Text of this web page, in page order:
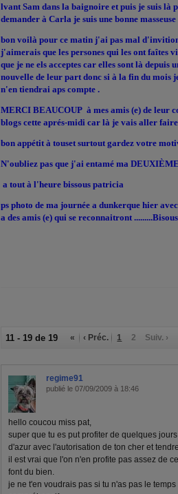
lvant Sam dans la baignoire et puis je suis là
demander à Carla je suis une bonne masseuse
bon voilà pour ce matin j'ai pas mal
j'aimerais que les persones qui les ont faîtes
que je ne els acceptes car elles sont là depuis
nouvelle de leur part donc si à la fin du mois
n'en tiendrai aps compte .
MERCI BEAUCOUP à mes amis (e) de leur
blogs cette aprés-midi car là je vais aller
bon appétit à touset surtout gardez votre
N'oubliez pas que j'ai entamé ma
a tout à l'heure bissous patricia
ps photo de ma journée a dunkerque hier
a des amis (e) qui se reconnaitront
11 - 19 de 19 « ‹ Préc. 1 2 Suiv. ›
regime91
publié le 07/09/2009 à 18:46
hello coucou miss pat,
super que tu es put profiter de quelques
d'azur avec l'autorisation de ton cher et
il est vrai que l'on n'en profite pas assez de
font du bien.
je ne t'en voudrais pas si tu n'as pas le